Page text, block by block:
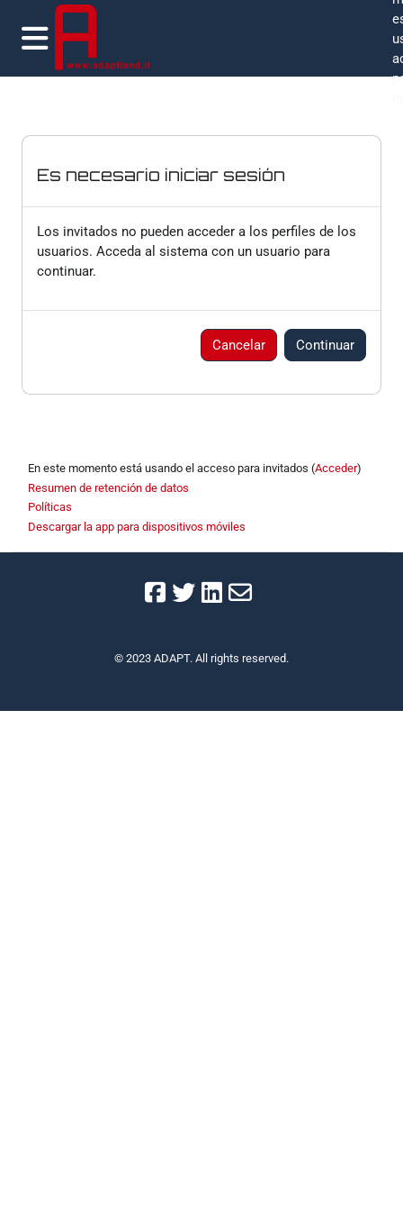
Salta al contenido principal
Panel lateral
Es necesario iniciar sesión
Los invitados no pueden acceder a los perfiles de los
usuarios. Acceda al sistema con un usuario para
continuar.
Cancelar Continuar
En este momento está usando el acceso para invitados (Acceder)
Resumen de retención de datos
Políticas
Descargar la app para dispositivos móviles
© 2023 ADAPT. All rights reserved.